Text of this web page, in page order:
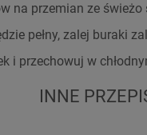
na przemian ze
pełny, zalej buraki
i przechowuj w
INNE